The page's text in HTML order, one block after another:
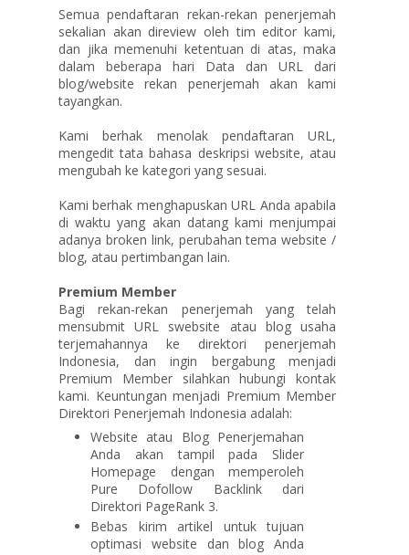
Semua pendaftaran rekan-rekan penerjemah
sekalian akan direview oleh tim editor kami,
dan jika memenuhi ketentuan di atas, maka
dalam beberapa hari Data dan URL dari
blog/website rekan penerjemah akan kami
tayangkan.
Kami berhak menolak pendaftaran URL,
mengedit tata bahasa deskripsi website, atau
mengubah ke kategori yang sesuai.
Kami berhak menghapuskan URL Anda apabila
di waktu yang akan datang kami menjumpai
adanya broken link, perubahan tema website /
blog, atau pertimbangan lain.
Premium Member
Bagi rekan-rekan penerjemah yang telah
mensubmit URL swebsite atau blog usaha
terjemahannya ke direktori penerjemah
Indonesia, dan ingin bergabung menjadi
Premium Member silahkan hubungi kontak
kami. Keuntungan menjadi Premium Member
Direktori Penerjemah Indonesia adalah:
Website atau Blog Penerjemahan
Anda akan tampil pada Slider
Homepage dengan memperoleh
Pure Dofollow Backlink dari
Direktori PageRank 3.
Bebas kirim artikel untuk tujuan
optimasi website dan blog Anda